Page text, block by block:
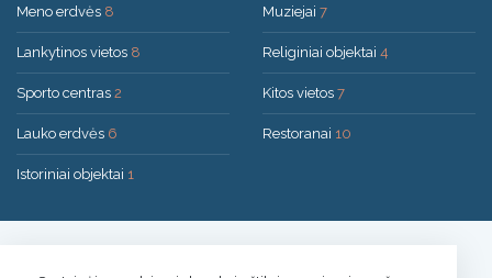
Meno erdvės 8
Lankytinos vietos 8
Sporto centras 2
Lauko erdvės 6
Istoriniai objektai 1
Muziejai 7
Religiniai objektai 4
Kitos vietos 7
Restoranai 10